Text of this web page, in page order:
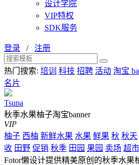
设计学院
VIP特权
SDK服务
登录 / 注册
热门搜索: 培训 科技 招聘 活动 淘宝
名片
Tsuna
秋季水果柚子淘宝banner
VIP
柚子 西柚 新鲜水果 水果 鲜果 秋 秋天
收 田野 促销 秋季 田园 果园 卖场 超市
Fotor懒设计提供精美原创的秋季水果